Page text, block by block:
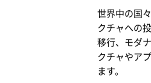
世界中の国
クチャへの
移行、モダ
クチャやア
ます。